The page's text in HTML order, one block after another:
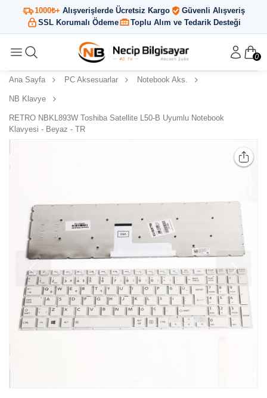
1000₺+ Alışverişlerde Ücretsiz Kargo
Güvenli Alışveriş
SSL Korumalı Ödeme
Toplu Alım ve Tedarik Desteği
0
Ana Sayfa PC Aksesuarlar Notebook Aks.
NB Klavye
RETRO NBKL893W Toshiba Satellite L50-B Uyumlu Notebook
Klavyesi - Beyaz - TR